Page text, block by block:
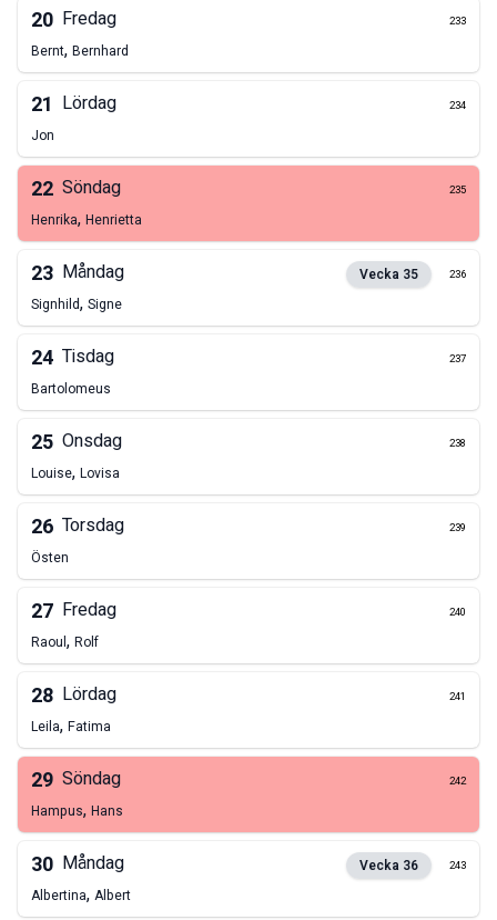
20 Fredag 233
Bernt, Bernhard
21 Lördag 234
Jon
22 Söndag 235
Henrika, Henrietta
23 Måndag Vecka 35 236
Signhild, Signe
24 Tisdag 237
Bartolomeus
25 Onsdag 238
Louise, Lovisa
26 Torsdag 239
Östen
27 Fredag 240
Raoul, Rolf
28 Lördag 241
Leila, Fatima
29 Söndag 242
Hampus, Hans
30 Måndag Vecka 36 243
Albertina, Albert